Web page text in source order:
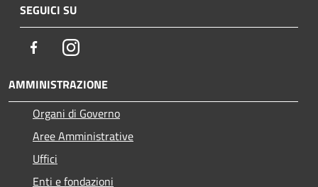
SEGUICI SU
FacebookInstagram
AMMINISTRAZIONE
Organi di Governo
Aree Amministrative
Uffici
Enti e fondazioni